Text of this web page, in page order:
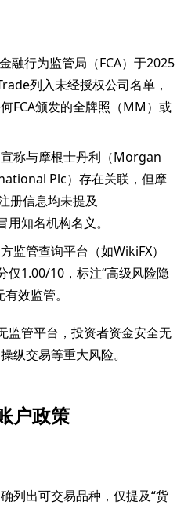
融行为监管局（FCA）于2025
列入未经授权公司名单，
FCA颁发的全牌照（MM）或
宣称与摩根士丹利（Morgan
Plc）存在关联，但摩
册信息均未提及
知名机构名义。
方监管查询平台（如WikiFX）
仅1.00/10，标注“高级风险隐
效监管。
监管平台，投资者资金安全无
纵交易等重大风险。
户政策
确列出可交易品种，仅提及“货